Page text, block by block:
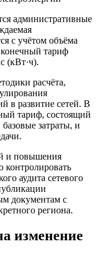
административные
с учётом объёма
конечный тариф
(кВт·ч).
расчёта,
в развитие сетей. В
тариф, состоящий
затраты, и
и повышения
контролировать
аудита сетевого
документам с
региона.
изменение